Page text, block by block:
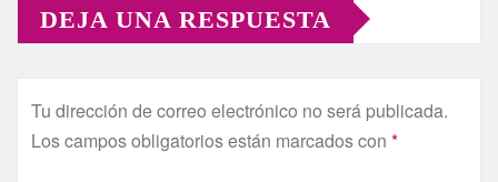
DEJA UNA RESPUESTA
Tu dirección de correo electrónico no será publicada.
Los campos obligatorios están marcados con *